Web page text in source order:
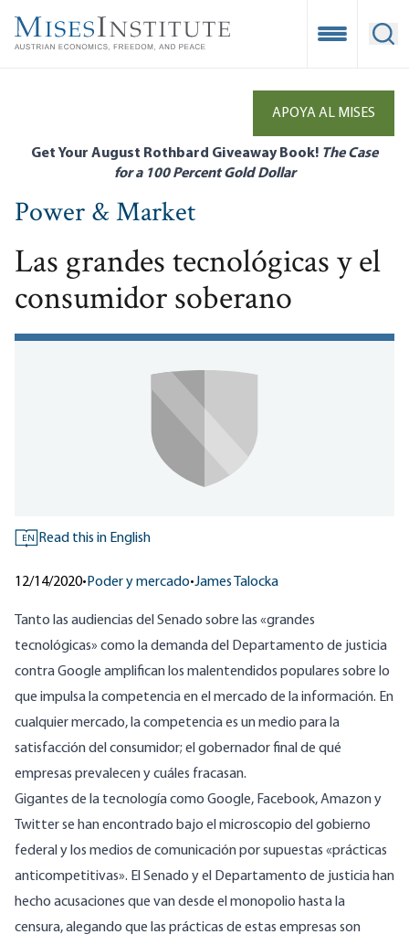
main
Open
APOYA AL MISES
Get Your August Rothbard Giveaway Book! The Case
for a 100 Percent Gold Dollar
Power & Market
Las grandes tecnológicas y el
consumidor soberano
EN Read this in English
12/14/2020•Poder y mercado•James Talocka
Tanto las audiencias del Senado sobre las «grandes
tecnológicas» como la demanda del Departamento de justicia
contra Google amplifican los malentendidos populares sobre lo
que impulsa la competencia en el mercado de la información. En
cualquier mercado, la competencia es un medio para la
satisfacción del consumidor; el gobernador final de qué
empresas prevalecen y cuáles fracasan.
Gigantes de la tecnología como Google, Facebook, Amazon y
Twitter se han encontrado bajo el microscopio del gobierno
federal y los medios de comunicación por supuestas «prácticas
anticompetitivas». ElSenado y el Departamento de justiciahan
hecho acusaciones que van desde el monopolio hasta la
censura, alegando que las prácticas de estas empresas son